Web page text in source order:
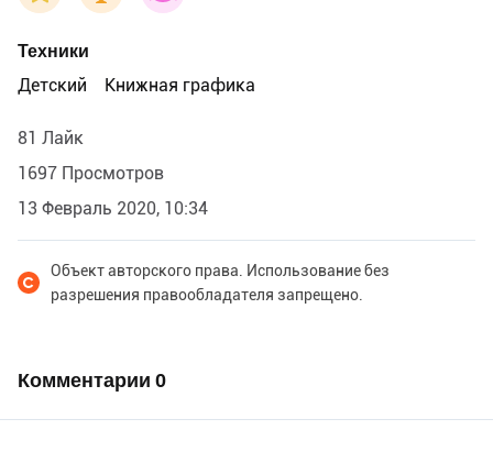
Техники
Детский
Книжная графика
81 Лайк
1697 Просмотров
13 Февраль 2020, 10:34
Объект авторского права. Использование без
разрешения правообладателя запрещено.
Комментарии 0